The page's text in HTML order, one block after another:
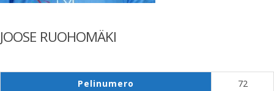
JOOSE RUOHOMÄKI
Pelinumero
72